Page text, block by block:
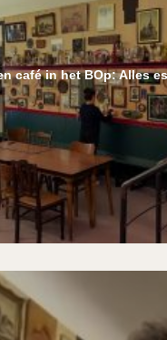
café in het BOp: Alles